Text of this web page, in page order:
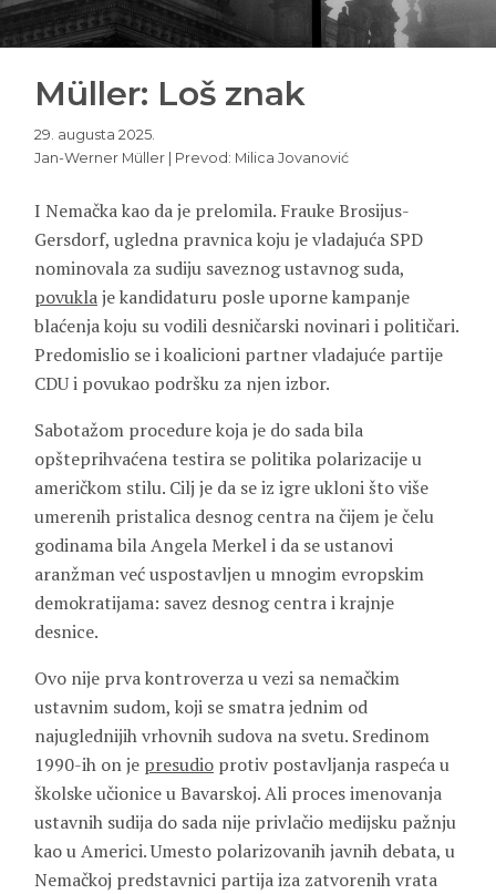
Müller: Loš znak
29. augusta 2025.
Jan-Werner Müller | Prevod: Milica Jovanović
I Nemačka kao da je prelomila. Frauke Brosijus-
Gersdorf, ugledna pravnica koju je vladajuća SPD
nominovala za sudiju saveznog ustavnog suda,
povuklaje kandidaturu posle uporne kampanje
blaćenja koju su vodili desničarski novinari i političari.
Predomislio se i koalicioni partner vladajuće partije
CDU i povukao podršku za njen izbor.
Sabotažom procedure koja je do sada bila
opšteprihvaćena testira se politika polarizacije u
američkom stilu. Cilj je da se iz igre ukloni što više
umerenih pristalica desnog centra na čijem je čelu
godinama bila Angela Merkel i da se ustanovi
aranžman već uspostavljen u mnogim evropskim
demokratijama: savez desnog centra i krajnje
desnice.
Ovo nije prva kontroverza u vezi sa nemačkim
ustavnim sudom, koji se smatra jednim od
najuglednijih vrhovnih sudova na svetu. Sredinom
1990-ih on je presudio protiv postavljanja raspeća u
školske učionice u Bavarskoj. Ali proces imenovanja
ustavnih sudija do sada nije privlačio medijsku pažnju
kao u Americi. Umesto polarizovanih javnih debata, u
Nemačkoj predstavnici partija iza zatvorenih vrata